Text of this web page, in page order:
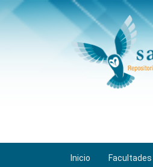
Inicio Facultades